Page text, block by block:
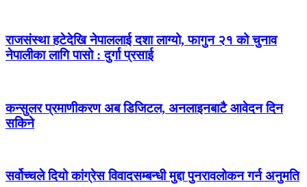
राजसंस्था हटेदेखि नेपाललाई दशा लाग्यो, फागुन २१ को चुनाव
नेपालीका लागि पासो : दुर्गा प्रसाई
कन्सुलर प्रमाणीकरण अब डिजिटल, अनलाइनबाटै आवेदन दिन
सकिने
सर्वोच्चले दियो कांग्रेस विवादसम्बन्धी मुद्दा पुनरावलोकन गर्न अनुमति